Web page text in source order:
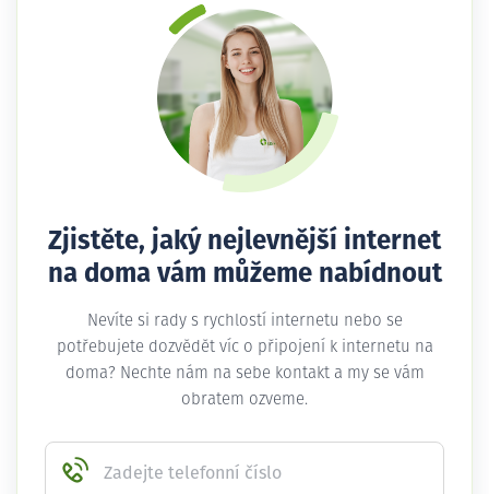
Zjistěte, jaký nejlevnější internet
na doma vám můžeme nabídnout
Nevíte si rady s rychlostí internetu nebo se
potřebujete dozvědět víc o připojení k internetu na
doma? Nechte nám na sebe kontakt a my se vám
obratem ozveme.
Zadejte telefonní číslo